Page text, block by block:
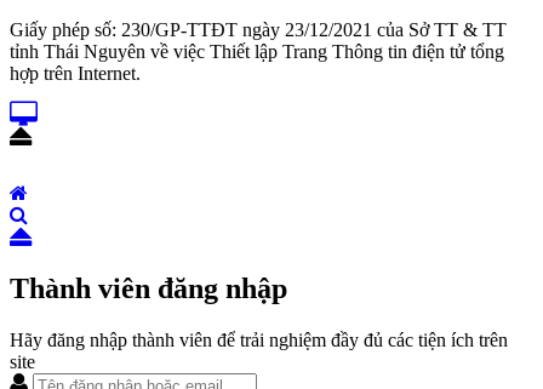
Giấy phép số: 230/GP-TTĐT ngày 23/12/2021 của Sở TT & TT
tỉnh Thái Nguyên về việc Thiết lập Trang Thông tin điện tử tổng
hợp trên Internet.
Thành viên đăng nhập
Hãy đăng nhập thành viên để trải nghiệm đầy đủ các tiện ích trên
site